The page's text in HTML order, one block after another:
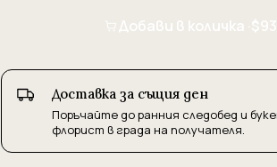
Добави в количка ·
Доставка за същия ден
Поръчайте до ранния следобед и
флорист в града на получателя.